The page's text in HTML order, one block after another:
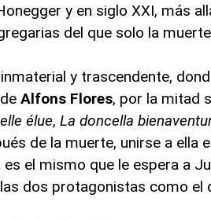
y en siglo XXI, más
del que solo la
y trascendente,
Alfons Flores, por la mitad
élue,La doncella
de la muerte, unirse a ella
es el mismo que le espera a
dos protagonistas como el